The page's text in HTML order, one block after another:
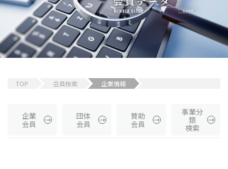
TOP 会員検索 企業情報
企業
会員
団体
会員
賛助
会員
事業分
類
検索